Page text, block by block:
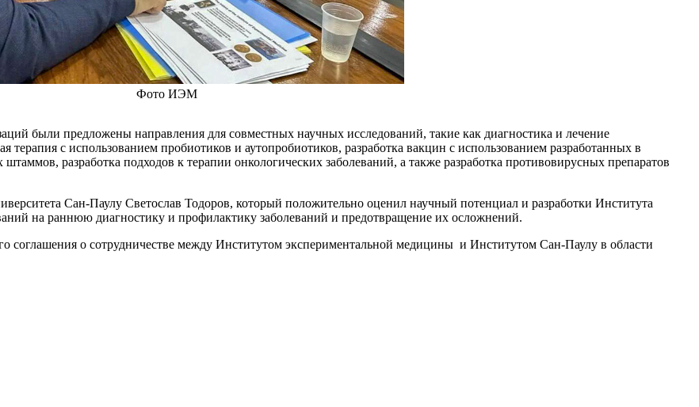
Фото ИЭМ
были предложены направления для совместных научных исследований, такие как диагностика и лечение
терапия с использованием пробиотиков и аутопробиотиков, разработка вакцин с использованием разработанных в
разработка подходов к терапии онкологических заболеваний, а также разработка противовирусных препаратов
Сан-Паулу Светослав Тодоров, который положительно оценил научный потенциал и разработки Института
на раннюю диагностику и профилактику заболеваний и предотвращение их осложнений.
соглашения о сотрудничестве между Институтом экспериментальной медицины и Институтом Сан-Паулу в области